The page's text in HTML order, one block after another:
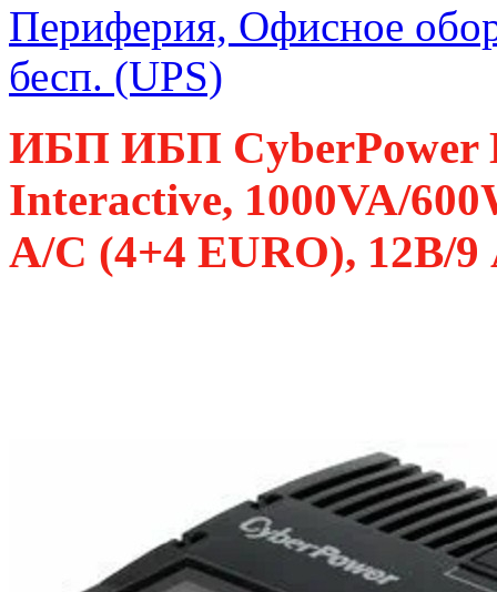
Периферия, Офисное
бесп. (UPS)
ИБП ИБП CyberPower
Interactive, 1000VA/
A/С (4+4 EURO), 12В/9